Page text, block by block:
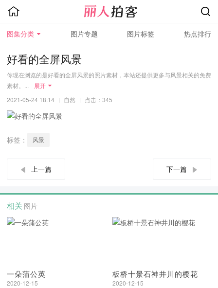
图集分类 图片专题 图片标签 热点排行
好看的全屏风景
你现在浏览的是好看的全屏风景的照片素材，本站还提供更多与风景相关的免费
素材。...
展开
2021-05-24 18:14 | 自然 | 点击：345
标签： 风景
上一篇 下一篇
相关 图片
一朵蒲公英
2020-12-15
板桥十景石神井川的樱花
2020-12-15